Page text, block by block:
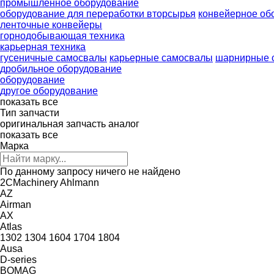
промышленное оборудование
оборудование для переработки вторсырья конвейерное
ленточные конвейеры
горнодобывающая техника
карьерная техника
гусеничные самосвалы карьерные самосвалы шарнирные
дробильное оборудование
оборудование
другое оборудование
показать все
Тип запчасти
оригинальная запчасть аналог
показать все
Марка
По данному запросу ничего не найдено
2CMachineryAhlmann
AZ
Airman
AX
Atlas
1302 1304 1604 1704 1804
Ausa
D-series
BOMAG